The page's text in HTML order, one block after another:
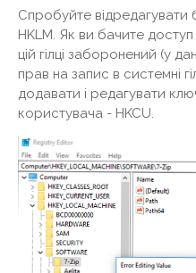
Спробуйте відредагувати
HKLM. Як ви бачите
цій гілці заборонений (у
прав на запис в системні
додавати і редагувати
користувача - HKCU.